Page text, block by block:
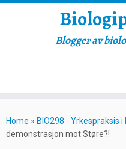
to
content
Blogger av
Home » BIO298 - Yrkespraksis i
demonstrasjon mot Støre?!